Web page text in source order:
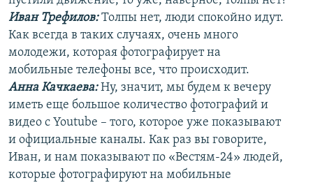
Иван Трефилов:Толпы нет, люди спокойно идут.
Как всегда в таких случаях, очень много
молодежи, которая фотографирует на
мобильные телефоны все, что происходит.
Анна Качкаева:Ну, значит, мы будем к вечеру
иметь еще большое количество фотографий и
видео с Youtube – того, которое уже показывают
и официальные каналы. Как раз вы говорите,
Иван, и нам показывают по «Вестям-24» людей,
которые фотографируют на мобильные